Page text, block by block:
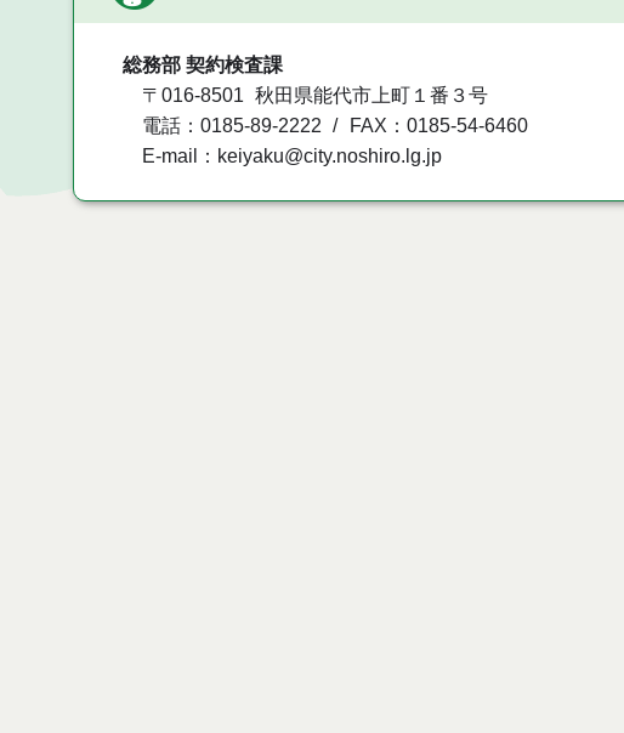
総務部 契約検査課
〒016-8501
秋田県能代市上町１番３号
電話：0185-89-2222
FAX：0185-54-6460
E-mail：keiyaku@city.noshiro.lg.jp